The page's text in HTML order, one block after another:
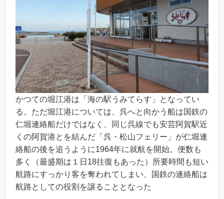
かつての堀江港は「海の駅うみてらす」となってい
る。ただ堀江港については、呉へと向かう船は国鉄の
仁堀連絡船だけではなく、同じ呉線でも安芸阿賀駅近
くの阿賀港とを結んだ「呉・松山フェリー」が仁堀連
絡船の後を追うように1964年に就航を開始。便数も
多く（最盛期は１日18往復もあった）所要時間も短い
航路にすっかり客を奪われてしまい、国鉄の連絡船は
航路としての役割を譲ることとなった